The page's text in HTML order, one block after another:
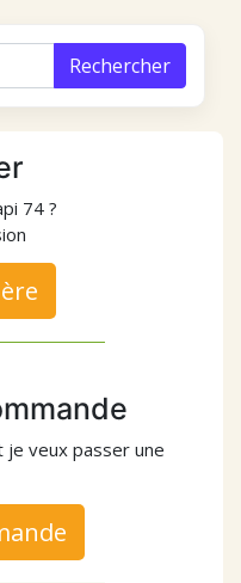
74 ?
je veux passer une